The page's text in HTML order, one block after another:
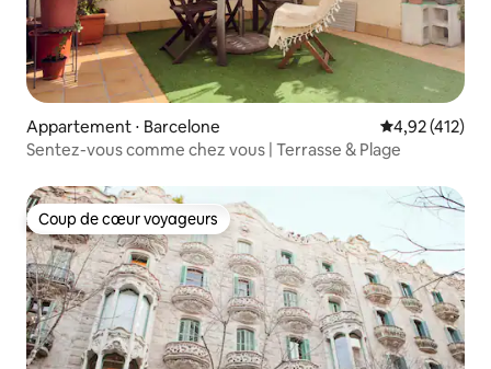
Appartement ⋅ Barcelone Évaluation
4,92 (412)
Sentez-vous comme chez vous | Terrasse & Plage
Coup de cœur voyageurs
Coup de cœur voyageurs